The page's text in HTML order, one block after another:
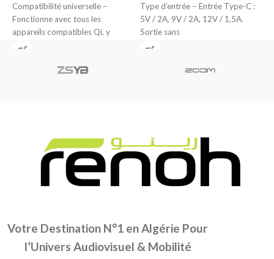
Compatibilité universelle –
Fonctionne avec tous les
appareils compatibles Qi, y
compris une large gamme
Type d’entrée – Entrée Type-C :
5V / 2A, 9V / 2A, 12V / 1,5A.
Sortie sans
Votre Destination N°1 en Algérie Pour
l’Univers Audiovisuel & Mobilité